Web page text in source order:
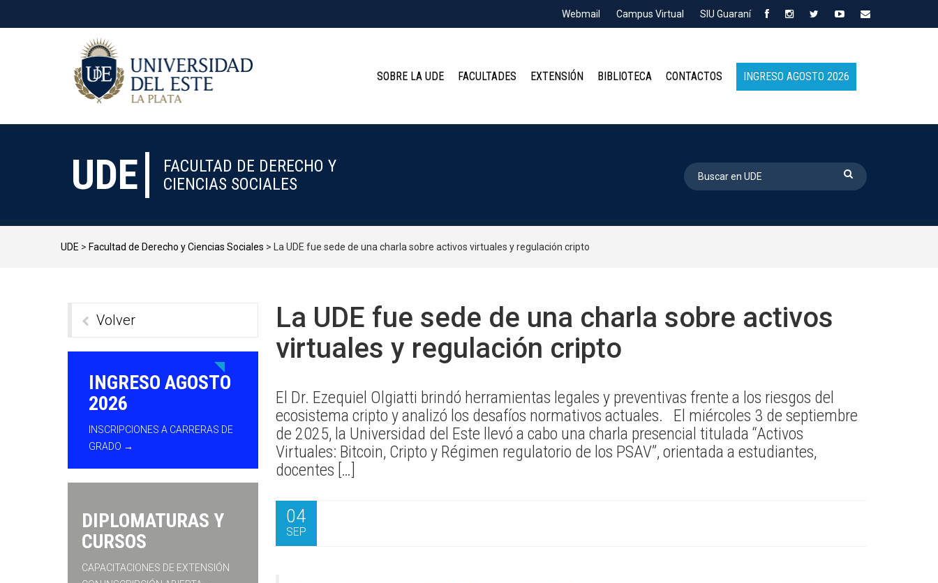
Webmail Campus Virtual SIU Guaraní
SOBRE LA UDE FACULTADES EXTENSIÓN BIBLIOTECA CONTACTOS INGRESO AGOSTO 2026
UDE
FACULTAD DE DERECHO Y
CIENCIAS SOCIALES
UDE > Facultad de Derecho y Ciencias Sociales > La UDE fue sede de una charla sobre activos virtuales y regulación cripto
La UDE fue sede de una charla sobre activos
virtuales y regulación cripto
El Dr. Ezequiel Olgiatti brindó herramientas legales y preventivas frente a los riesgos del
ecosistema cripto y analizó los desafíos normativos actuales. El miércoles 3 de septiembre
de 2025, la Universidad del Este llevó a cabo una charla presencial titulada “Activos
Virtuales: Bitcoin, Cripto y Régimen regulatorio de los PSAV”, orientada a estudiantes,
docentes […]
04
SEP
Volver
INGRESO AGOSTO
2026
INSCRIPCIONES A CARRERAS DE
GRADO →
DIPLOMATURAS Y
CURSOS
CAPACITACIONES DE EXTENSIÓN